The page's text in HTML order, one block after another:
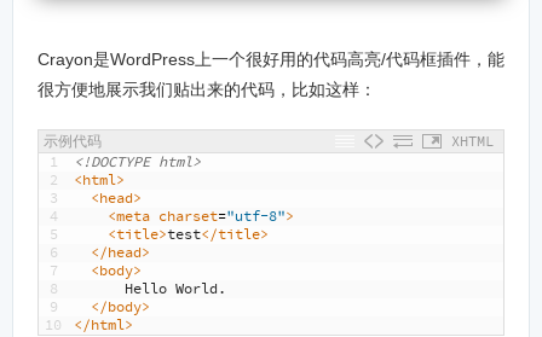
Crayon是WordPress上一个很好用的代码高亮/代码框插件，能
很方便地展示我们贴出来的代码，比如这样：
示例代码
XHTML
1
2
3
4
5
6
7
8
9
10
<!DOCTYPE html>
<html>
<head>
<meta charset="utf-8">
<title>test</title>
</head>
<body>
Hello World.
</body>
</html>